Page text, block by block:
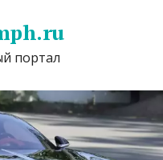
портал